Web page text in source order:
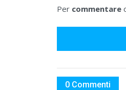
Per commentare
0 Commenti